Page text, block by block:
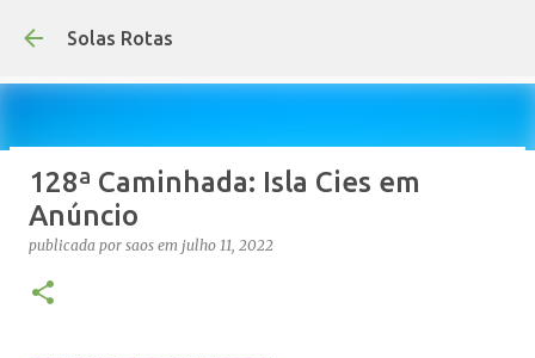
Solas Rotas
Os Solas Rotas estão de férias
publicada porsaos emjulho 03, 2026
128ª Caminhada: Isla Cies em
Anúncio
publicada por saos em julho 11, 2022